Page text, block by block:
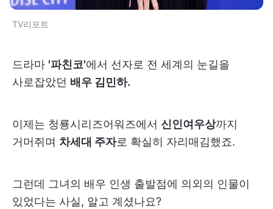
TV리포트
드라마 '파친코'에서 선자로 전 세계의 눈길을
사로잡았던 배우 김민하.
이제는 청룡시리즈어워즈에서 신인여우상까지
거머쥐며 차세대 주자로 확실히 자리매김했죠.
그런데 그녀의 배우 인생 출발점에 의외의 인물이
있었다는 사실, 알고 계셨나요?